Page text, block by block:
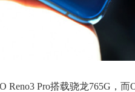
Pro搭载骁龙765G，而